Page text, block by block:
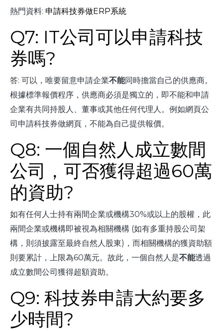
熱門資料: 申請科技券做ERP系統
Q7: IT公司可以申請科技
券嗎?
答: 可以，唯要留意申請企業不能同時擔當自己的供應商。
根據標準報價程序，供應商必須是獨立的，即不能和申請
企業有共同持股人、董事或其他任何代理人。例如網頁公
司申請科技券做網頁，不能為自己提供報價。
Q8: 一個自然人成立數間
公司，可否獲得超過60萬
的資助?
如有任何人士持有兩間企業或機構30%或以上的股權，此
兩間企業或機構即被視為相關機構 (如有多重持股公司架
構，則須披露至最終自然人股東)，而相關機構的獲資助額
則要累計，上限為60萬元。故此，一個自然人是不能透過
成立數間公司獲得超額資助。
Q9: 科技券申請大約要多
少時間?